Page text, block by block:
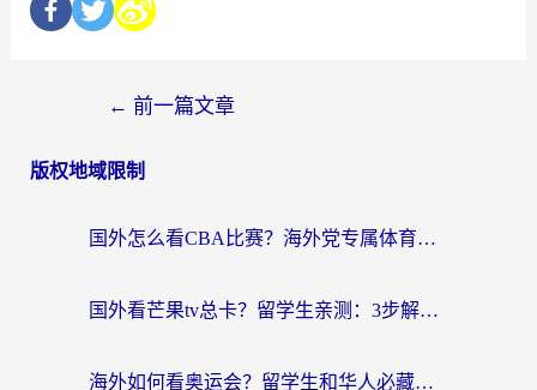
← 前一篇文章
版权地域限制
国外怎么看CBA比赛？海外党专属体育直播指南，告别地区限制看球自由
国外看芒果tv总卡？留学生亲测：3步解决地域限制+流畅追剧攻略
海外如何看奥运会？留学生和华人必藏的体育赛事观看终极指南